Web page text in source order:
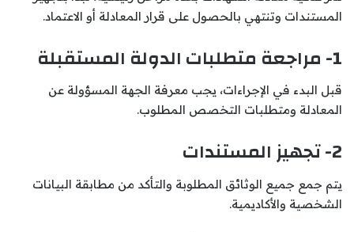
المستندات وتنتهي بالحصول على قرار المعادلة أو الاعتماد.
1- مراجعة متطلبات الدولة المستقبلة
قبل البدء في الإجراءات، يجب معرفة الجهة المسؤولة عن
المعادلة ومتطلبات التخصص المطلوب.
2- تجهيز المستندات
يتم جمع جميع الوثائق المطلوبة والتأكد من مطابقة البيانات
الشخصية والأكاديمية.